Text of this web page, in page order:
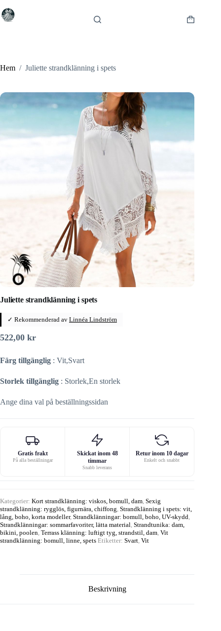
till
innehåll
Varukorg
Hem / Juliette strandklänning i spets
Juliette strandklänning i spets
✓ Rekommenderad av Linnéa Lindström
522,00 kr
Färg tillgänglig : Vit,Svart
Storlek tillgänglig : Storlek,En storlek
Ange dina val på beställningssidan
Gratis frakt
På alla beställningar
Skickat inom 48
timmar
Snabb leverans
Retur inom 10 dagar
Enkelt och snabbt
Kategorier: Kort strandklänning: viskos, bomull, dam Sexig
strandklänning: rygglös, figurnära, chiffong Strandklänning i spets: vit,
lång, boho, korta modeller, Strandklänningar: bomull, boho, UV-skydd
Strandklänningar: sommarfavoriter, lätta material Strandtunika: dam,
bikini, poolen Terrass klänning: luftigt tyg, strandstil, dam Vit
strandklänning: bomull, linne, spets Etiketter: Svart Vit
Beskrivning